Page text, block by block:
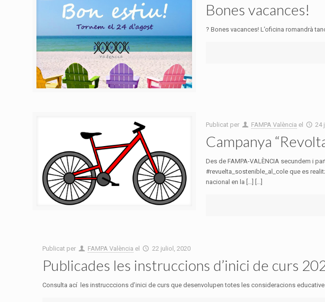
Bones vacances!
? Bones vacances! L’oficina romandrà
Publicat per FAMPA València el 24
Campanya
Des de FAMPA-VALÈNCIA secundem i
#revuelta_sostenible_al_cole que es
nacional en la […] [...]
Publicat per FAMPA València el 22 juliol, 2020
Publicades les instruccions d’inici de curs
Consulta ací les instrucccions d’inici de curs que desenvolupen totes les consideracions